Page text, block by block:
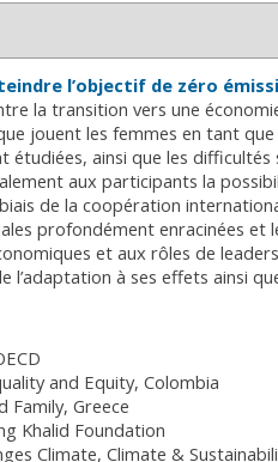
l’objectif de zéro
la transition vers une
jouent les femmes en tant
ainsi que les
aux participants la
de la coopération
profondément enracinées et
et aux rôles de
l’adaptation à ses effets ainsi
and Equity Colombia
Family Greece
Khalid Foundation
Climate Climate &